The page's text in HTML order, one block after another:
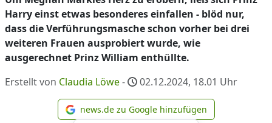
Harry einst etwas besonderes einfallen - blöd nur,
dass die Verführungsmasche schon vorher bei drei
weiteren Frauen ausprobiert wurde, wie
ausgerechnet Prinz William enthüllte.
Erstellt von Claudia Löwe- 02.12.2024, 18.01 Uhr
news.de zu Google
news.de zu Google hinzufügen